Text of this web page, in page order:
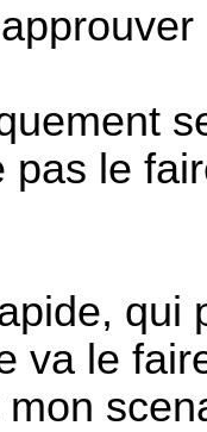
pas le
qui
va le
mon